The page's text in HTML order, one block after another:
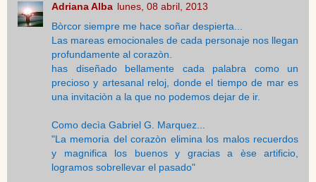
Adriana Alba lunes, 08 abril, 2013
Bòrcor siempre me hace soñar despierta...
Las mareas emocionales de cada personaje nos llegan
profundamente al corazòn.
has diseñado bellamente cada palabra como un
precioso y artesanal reloj, donde el tiempo de mar es
una invitaciòn a la que no podemos dejar de ir.
Como decìa Gabriel G. Marquez...
"La memoria del corazòn elimina los malos recuerdos
y magnifica los buenos y gracias a èse artificio,
logramos sobrellevar el pasado"